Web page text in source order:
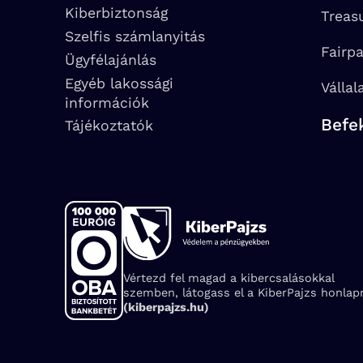
Kiberbiztonság
Szelfis számlanyitás
Ügyfélajánlás
Egyéb lakossági
információk
Tájékoztatók
Vértezd fel magad a kibercsalásokkal
szemben, látogass el a KiberPajzs
(kiberpajzs.hu)